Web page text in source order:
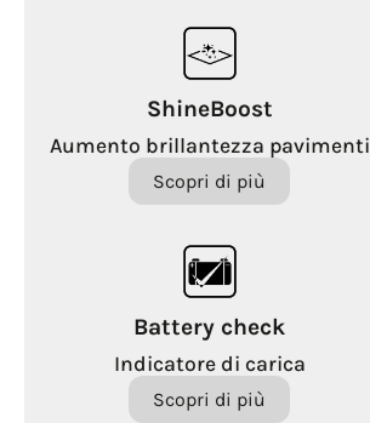
ShineBoost
Aumento brillantezza pavimenti
Scopri di più
Battery check
Indicatore di carica
Scopri di più